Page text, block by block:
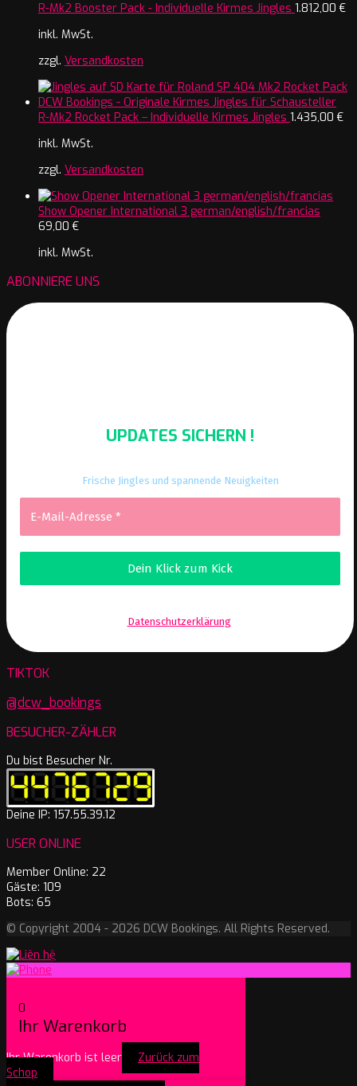
R-Mk2 Booster Pack - Individuelle Kirmes Jingles 1.812,00 €
inkl. MwSt.
zzgl. Versandkosten
R-Mk2 Rocket Pack – Individuelle Kirmes Jingles 1.435,00 €
inkl. MwSt.
zzgl. Versandkosten
Show Opener International 3 german/english/francias
69,00 €
inkl. MwSt.
ABONNIERE UNS
UPDATES SICHERN !
Frische Jingles und spannende Neuigkeiten
Datenschutzerklärung.
TIKTOK
@dcw_bookings
BESUCHER-ZÄHLER
Du bist Besucher Nr.
Deine IP: 157.55.39.12
USER ONLINE
Member Online: 22
Gäste: 109
Bots: 65
© Copyright 2004 - 2026 DCW Bookings. All Rights Reserved.
0
Ihr Warenkorb
Ihr Warenkorb ist leer
Zurück zum
Schop